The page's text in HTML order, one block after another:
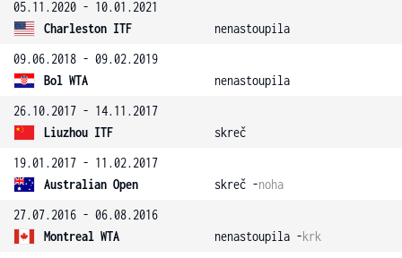
05.11.2020 - 10.01.2021
Charleston ITF
nenastoupila
09.06.2018 - 09.02.2019
Bol WTA
nenastoupila
26.10.2017 - 14.11.2017
Liuzhou ITF
skreč
19.01.2017 - 11.02.2017
Australian Open
skreč -noha
27.07.2016 - 06.08.2016
Montreal WTA
nenastoupila -krk